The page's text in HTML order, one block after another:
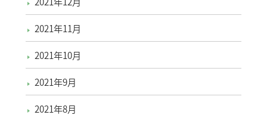
2021年11月
2021年10月
2021年9月
2021年8月